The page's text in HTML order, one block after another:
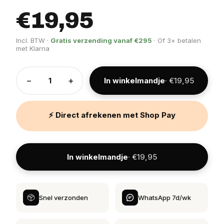
€19,95
Incl. BTW · Gratis verzending vanaf €295 · Of 3× betalen
met Klarna
− + In winkelmandje· €19,95
⚡ Direct afrekenen met Shop Pay
In winkelmandje· €19,95
Snel verzonden WhatsApp 7d/wk